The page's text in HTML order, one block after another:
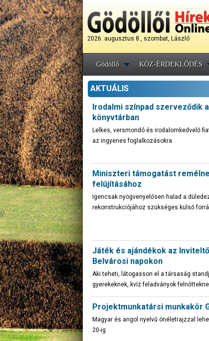
2026. augusztus 8., szombat, László
Gödöllő KÖZ-ÉRDEKLŐDÉS
AKTUÁLIS
Irodalmi színpad szerveződik
könyvtárban
Lelkes, versmondó és irodalomkedvelő
az ingyenes foglalkozásokra
Miniszteri támogatást
felújításához
Igencsak nyögvenyelősen halad a
rekonstrukciójához szükséges külső
Játék és ajándékok az
Belvárosi napokon
Aki teheti, látogasson el a társaság
gyerekeknek, kvíz feladványok
Projektmunkatársi munkakör
Magyar és angol nyelvű önéletrajzzal
20-ig